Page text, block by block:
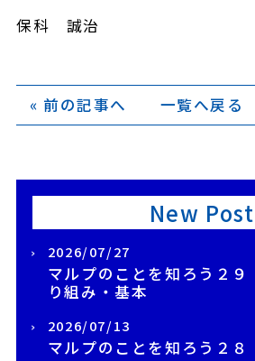
New Post
2026/07/27
マルプのことを知ろう２
り組み・基本
2026/07/13
マルプのことを知ろう２
保科 誠治
« 前の記事へ 一覧へ戻る